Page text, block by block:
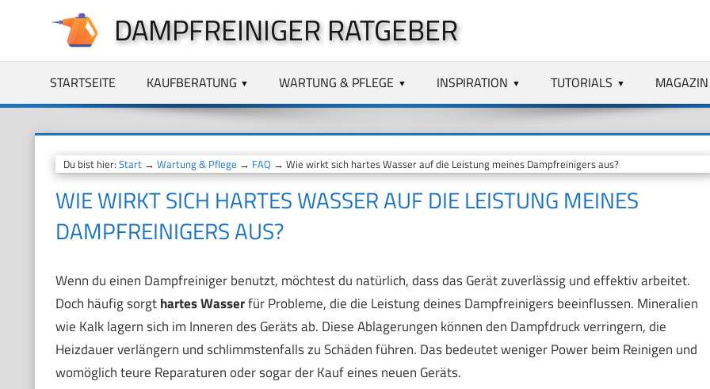
springen
DAMPFREINIGER RATGEBER
STARTSEITE KAUFBERATUNG WARTUNG & PFLEGE INSPIRATION TUTORIALS MAGAZIN
Du bist hier: Start→ Wartung & Pflege → FAQ → Wie wirkt sich hartes Wasser auf die Leistung meines Dampfreinigers aus?
WIE WIRKT SICH HARTES WASSER AUF DIE LEISTUNG MEINES
DAMPFREINIGERS AUS?
Wenn du einen Dampfreiniger benutzt, möchtest du natürlich, dass das Gerät zuverlässig und effektiv arbeitet.
Doch häufig sorgthartes Wasserfür Probleme, die die Leistung deines Dampfreinigers beeinflussen. Mineralien
wie Kalk lagern sich im Inneren des Geräts ab. Diese Ablagerungen können den Dampfdruck verringern, die
Heizdauer verlängern und schlimmstenfalls zu Schäden führen. Das bedeutet weniger Power beim Reinigen und
womöglich teure Reparaturen oder sogar der Kauf eines neuen Geräts.